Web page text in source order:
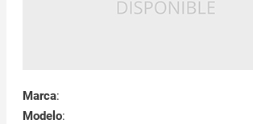
Marca:
Modelo: